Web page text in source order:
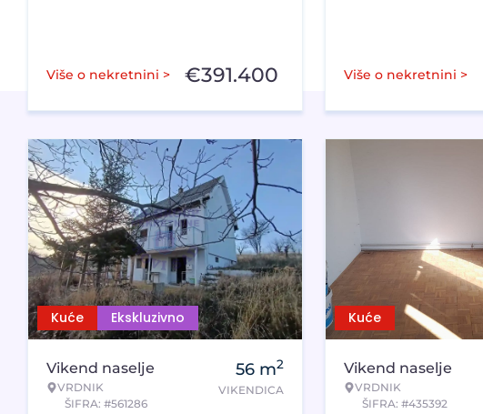
Više o nekretnini > €391.400 Više o nekretnini >
Kuće Ekskluzivno
Vikend naselje
VRDNIK
ŠIFRA: #561286
56 m2
VIKENDICA
Kuće
Vikend naselje
VRDNIK
ŠIFRA: #435392